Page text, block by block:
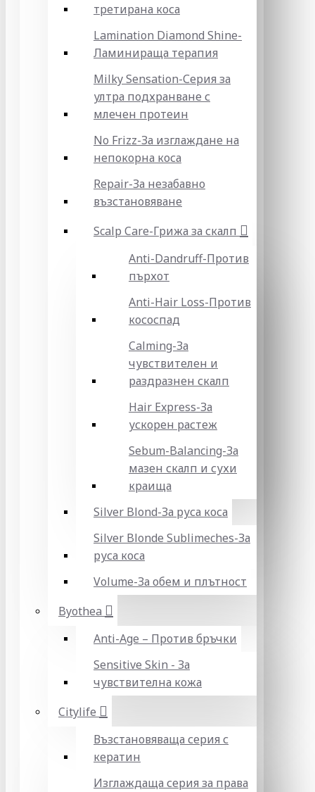
третирана коса
Lamination Diamond Shine-
Ламинираща терапия
Milky Sensation-Серия за
ултра подхранване с
млечен протеин
No Frizz-За изглаждане на
непокорна коса
Repair-За незабавно
възстановяване
Scalp Care-Грижа за скалп
Anti-Dandruff-Против
пърхот
Anti-Hair Loss-Против
кососпад
Calming-За
чувствителен и
раздразнен скалп
Hair Express-За
ускорен растеж
Sebum-Balancing-За
мазен скалп и сухи
краища
Silver Blond-За руса коса
Silver Blonde Sublіmeches-За
руса коса
Volume-За обем и плътност
Byothea
Anti-Age – Против бръчки
Sensitive Skin - За
чувствителна кожа
Citylife
Възстановяваща серия с
кератин
Изглаждаща серия за права